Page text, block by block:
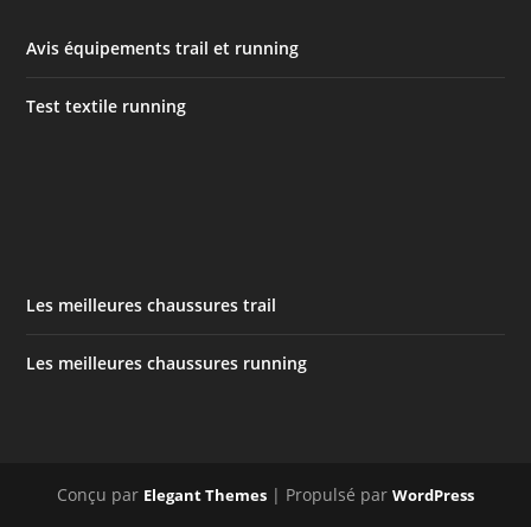
Avis équipements trail et running
Test textile running
Les meilleures chaussures trail
Les meilleures chaussures running
Conçu par Elegant Themes | Propulsé par WordPress